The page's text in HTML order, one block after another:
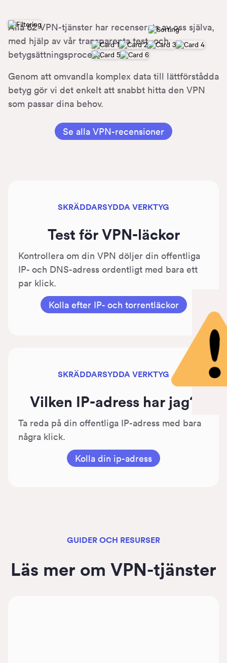
Alla 62 VPN-tjänster har recenserats av oss själva,
med hjälp av vår transparenta test- och
betygsättningsprocess.
Genom att omvandla komplex data till lättförstådda
betyg gör vi det enkelt att snabbt hitta den VPN
som passar dina behov.
Se alla VPN-recensioner
SKRÄDDARSYDDA VERKTYG
Test för VPN-läckor
Kontrollera om din VPN döljer din offentliga
IP- och DNS-adress ordentligt med bara ett
par klick.
Kolla efter IP- och torrentläckor
SKRÄDDARSYDDA VERKTYG
Vilken IP-adress har jag?
Ta reda på din offentliga IP-adress med bara
några klick.
Kolla din ip-adress
GUIDER OCH RESURSER
Läs mer om VPN-tjänster